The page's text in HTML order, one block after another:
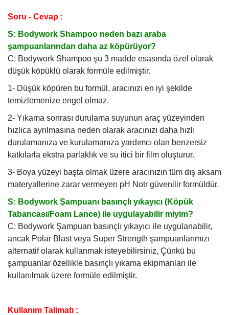
Soru - Cevap :
S: Bodywork Shampoo neden bazı araba
şampuanlarından daha az köpürüyor?
C: Bodywork Shampoo şu 3 madde esasında özel olarak
düşük köpüklü olarak formüle edilmiştir.
1- Düşük köpüren bu formül, aracınızı en iyi şekilde
temizlemenize engel olmaz.
2- Yıkama sonrası durulama suyunun araç yüzeyinden
hızlıca ayrılmasına neden olarak aracınızı daha hızlı
durulamanıza ve kurulamanıza yardımcı olan benzersiz
katkılarla ekstra parlaklık ve su itici bir film oluşturur.
3- Boya yüzeyi başta olmak üzere aracınızın tüm dış aksam
materyallerine zarar vermeyen pH Notr güvenilir formüldür.
S: Bodywork Şampuanı basınçlı yıkayıcı (Köpük
Tabancası/Foam Lance) ile uygulayabilir miyim?
C: Bodywork Şampuan basınçlı yıkayıcı ile uygulanabilir,
ancak Polar Blast veya Super Strength şampuanlarımızı
alternatif olarak kullanmak isteyebilirsiniz, Çünkü bu
şampuanlar özellikle basınçlı yıkama ekipmanları ile
kullanılmak üzere formüle edilmiştir.
Kullanım Talimatı :